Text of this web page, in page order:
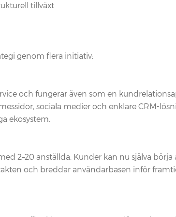
tillväxt.
genom flera initiativ:
och fungerar även som en
sociala medier och enklare CRM-
ekosystem.
2–20 anställda. Kunder kan nu själva
och breddar användarbasen inför